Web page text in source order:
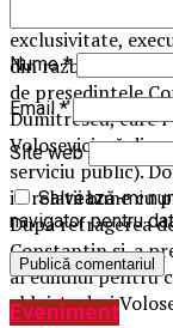
exclusivitate,
din razbunare –
de președintele
Dumitrescu, care
Volosevici, că din
serviciu public).
in relatii bune cu
Dupa retragerea
Constantin si-a
al edilului pentru
al lui Andrei
Nume*
Email*
Site web
Salvează-mi
navigator pentru
Eveniment